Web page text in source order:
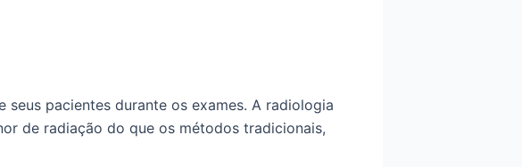
pacientes durante os exames. A radiologia
de radiação do que os métodos tradicionais,